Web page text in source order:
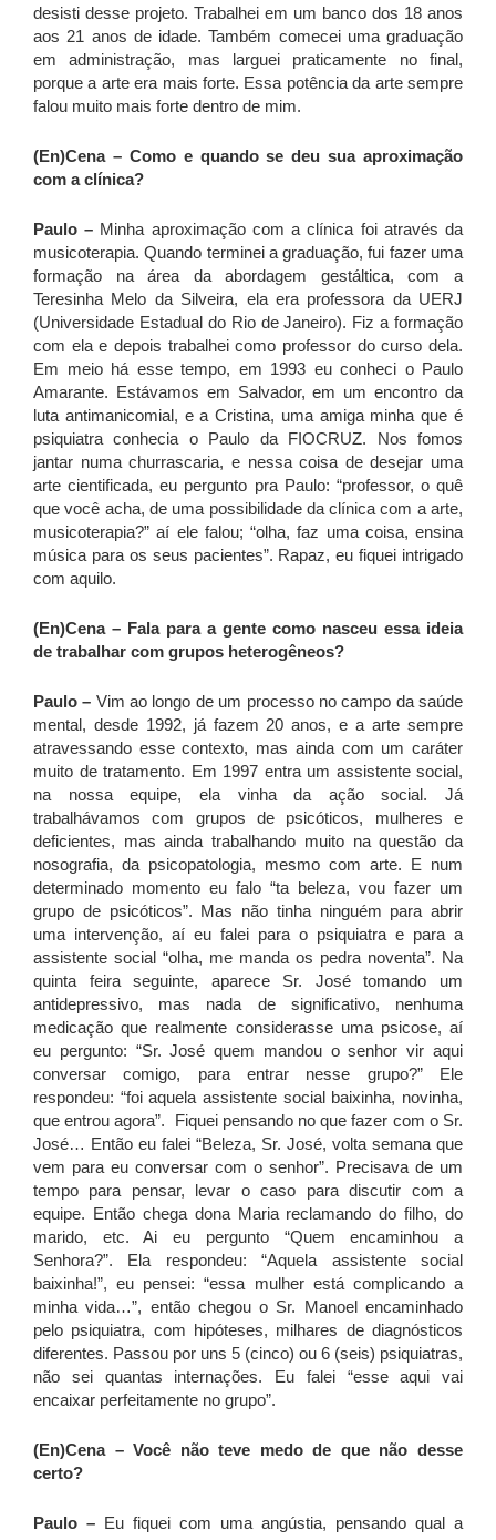
desisti desse projeto. Trabalhei em um banco dos 18 anos
aos 21 anos de idade. Também comecei uma graduação
em administração, mas larguei praticamente no final,
porque a arte era mais forte. Essa potência da arte sempre
falou muito mais forte dentro de mim.
(En)Cena – Como e quando se deu sua aproximação
com a clínica?
Paulo – Minha aproximação com a clínica foi através da
musicoterapia. Quando terminei a graduação, fui fazer uma
formação na área da abordagem gestáltica, com a
Teresinha Melo da Silveira, ela era professora da UERJ
(Universidade Estadual do Rio de Janeiro). Fiz a formação
com ela e depois trabalhei como professor do curso dela.
Em meio há esse tempo, em 1993 eu conheci o Paulo
Amarante. Estávamos em Salvador, em um encontro da
luta antimanicomial, e a Cristina, uma amiga minha que é
psiquiatra conhecia o Paulo da FIOCRUZ. Nos fomos
jantar numa churrascaria, e nessa coisa de desejar uma
arte cientificada, eu pergunto pra Paulo: “professor, o quê
que você acha, de uma possibilidade da clínica com a arte,
musicoterapia?” aí ele falou; “olha, faz uma coisa, ensina
música para os seus pacientes”. Rapaz, eu fiquei intrigado
com aquilo.
(En)Cena – Fala para a gente como nasceu essa ideia
de trabalhar com grupos heterogêneos?
Paulo – Vim ao longo de um processo no campo da saúde
mental, desde 1992, já fazem 20 anos, e a arte sempre
atravessando esse contexto, mas ainda com um caráter
muito de tratamento. Em 1997 entra um assistente social,
na nossa equipe, ela vinha da ação social. Já
trabalhávamos com grupos de psicóticos, mulheres e
deficientes, mas ainda trabalhando muito na questão da
nosografia, da psicopatologia, mesmo com arte. E num
determinado momento eu falo “ta beleza, vou fazer um
grupo de psicóticos”. Mas não tinha ninguém para abrir
uma intervenção, aí eu falei para o psiquiatra e para a
assistente social “olha, me manda os pedra noventa”. Na
quinta feira seguinte, aparece Sr. José tomando um
antidepressivo, mas nada de significativo, nenhuma
medicação que realmente considerasse uma psicose, aí
eu pergunto: “Sr. José quem mandou o senhor vir aqui
conversar comigo, para entrar nesse grupo?” Ele
respondeu: “foi aquela assistente social baixinha, novinha,
que entrou agora”. Fiquei pensando no que fazer com o Sr.
José… Então eu falei “Beleza, Sr. José, volta semana que
vem para eu conversar com o senhor”. Precisava de um
tempo para pensar, levar o caso para discutir com a
equipe. Então chega dona Maria reclamando do filho, do
marido, etc. Ai eu pergunto “Quem encaminhou a
Senhora?”. Ela respondeu: “Aquela assistente social
baixinha!”, eu pensei: “essa mulher está complicando a
minha vida…”, então chegou o Sr. Manoel encaminhado
pelo psiquiatra, com hipóteses, milhares de diagnósticos
diferentes. Passou por uns 5 (cinco) ou 6 (seis) psiquiatras,
não sei quantas internações. Eu falei “esse aqui vai
encaixar perfeitamente no grupo”.
(En)Cena – Você não teve medo de que não desse
certo?
Paulo – Eu fiquei com uma angústia, pensando qual a